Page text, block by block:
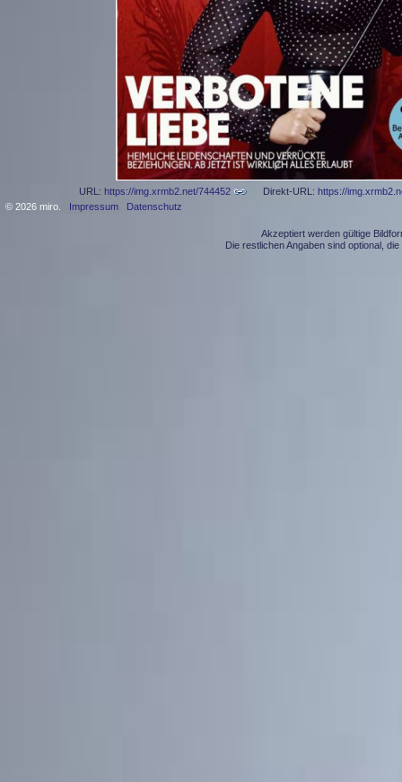
URL: https://img.xrmb2.net/744452 Direkt-URL: https://
© 2026 miro. Impressum Datenschutz
Akzeptiert werden gültige
Die restlichen Angaben sind optional,